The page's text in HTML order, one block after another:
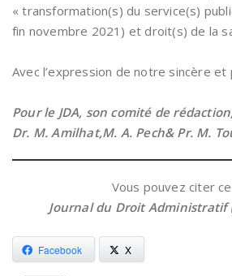
« transformation(s) du service(s)
fin novembre 2021) et droit(s) de la
Avec l’expression de notre sincère
Pour le JDA, son comité de
Dr. M. Amilhat,M. A. Pech& Pr. M.
Vous pouvez citer
Journal du Droit Administratif
Facebook X